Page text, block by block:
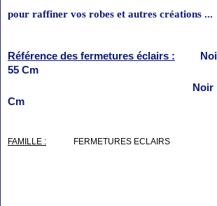
pour raffiner vos robes et autres créations ...
Référence des fermetures éclairs : Noir
55 Cm
Noir 1402
Cm
FAMILLE : FERMETURES ECLAIRS